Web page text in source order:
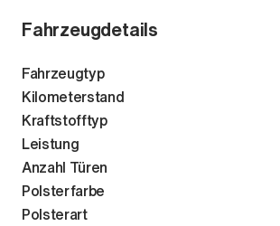
Fahrzeugdetails
Fahrzeugtyp
Kilometerstand
Kraftstofftyp
Leistung
Anzahl Türen
Polsterfarbe
Polsterart